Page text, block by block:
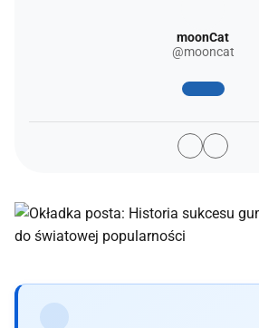
moonCat
@mooncat